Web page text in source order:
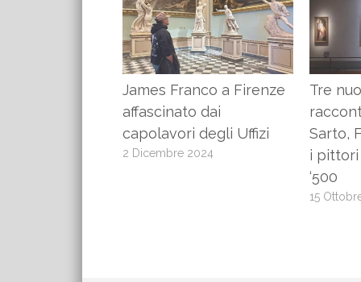
James Franco a Firenze
affascinato dai
capolavori degli Uffizi
2 Dicembre 2024
Tre
Sarto,
i
‘500
15